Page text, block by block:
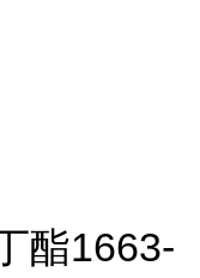
酯1663-